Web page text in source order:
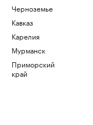
Черноземье
Кавказ
Карелия
Мурманск
Приморский
край